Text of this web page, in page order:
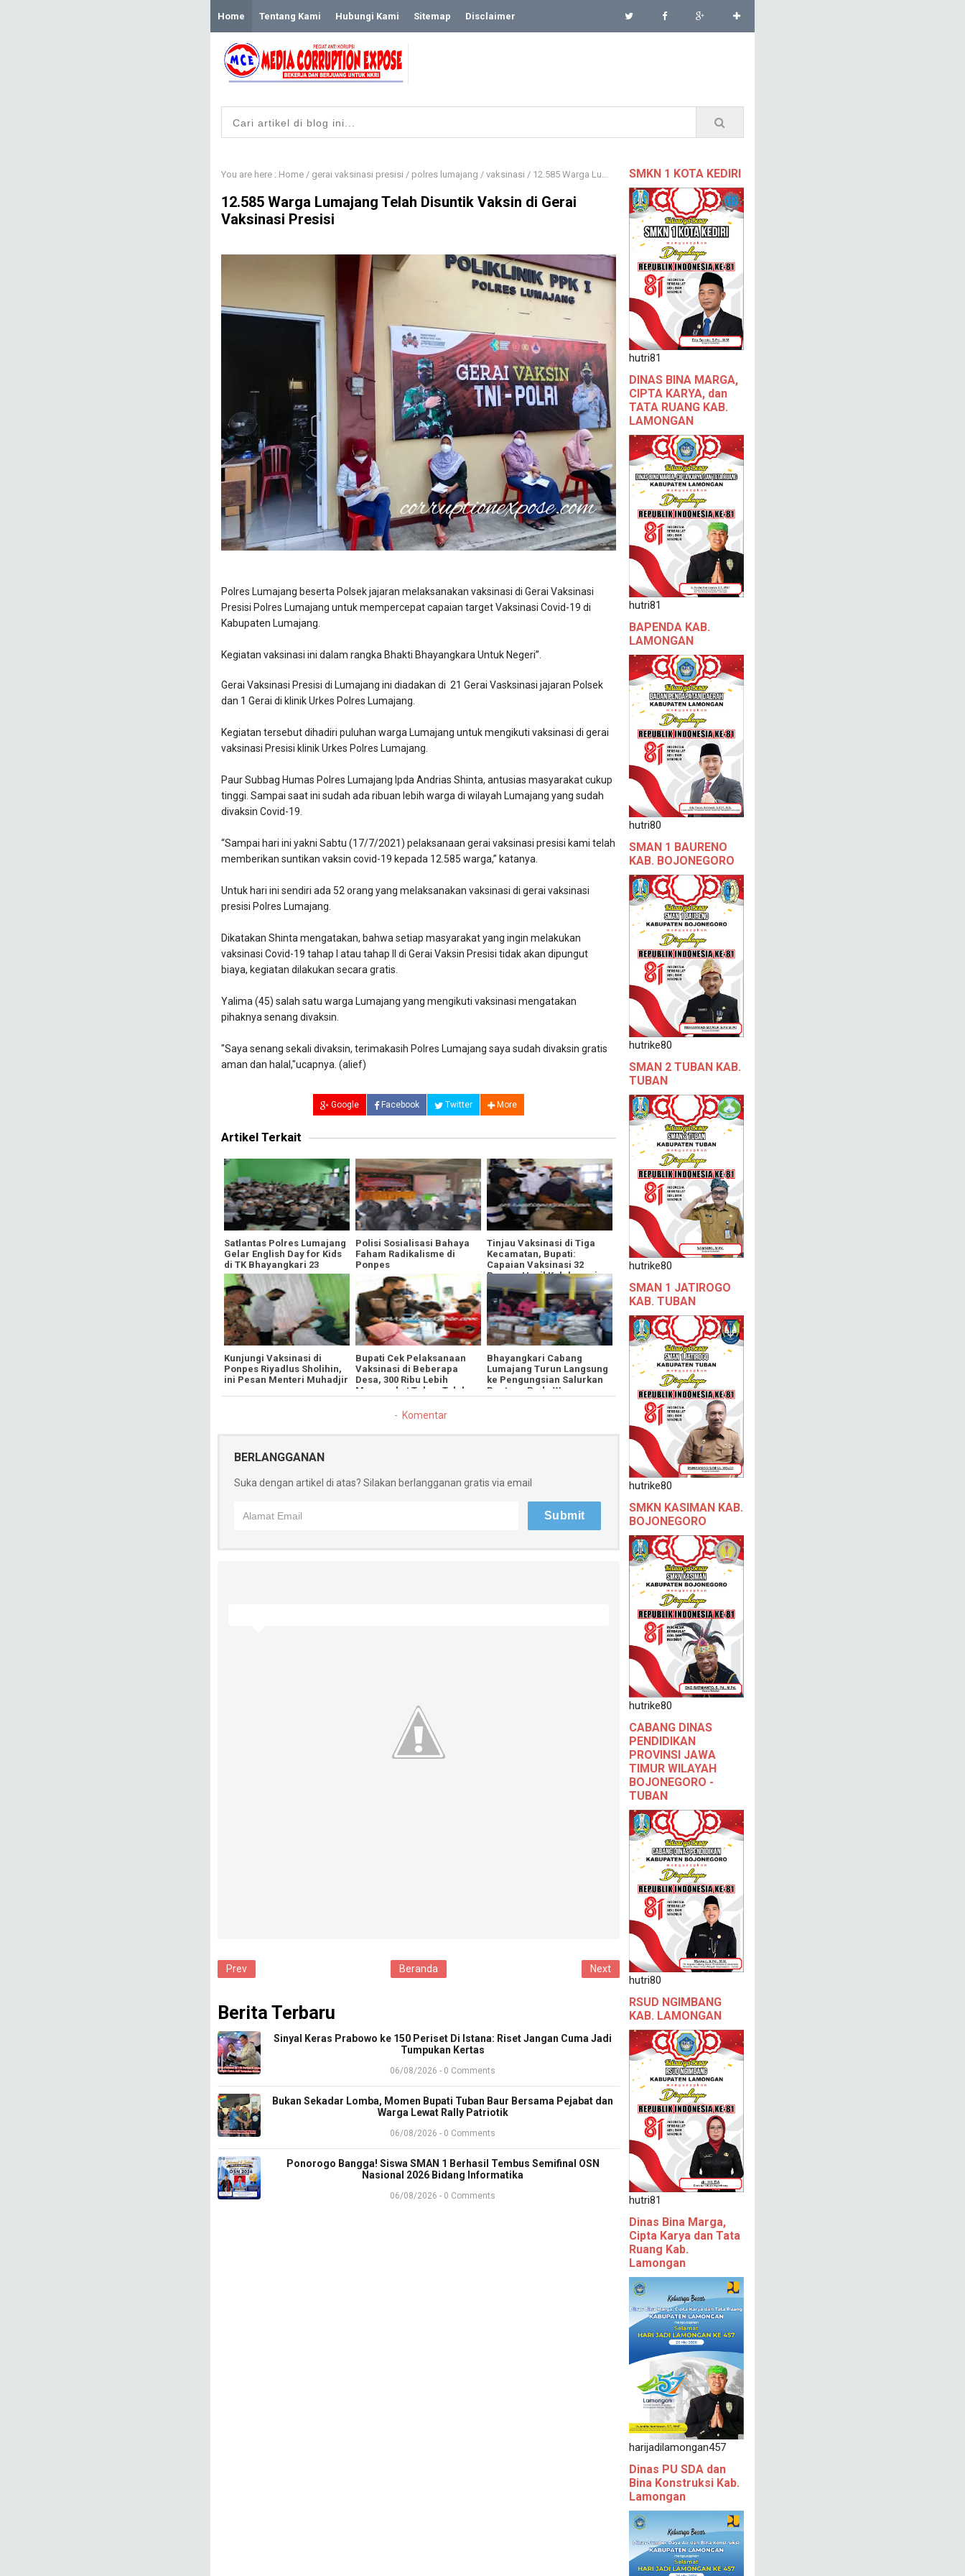
Home Tentang Kami Hubungi Kami Sitemap Disclaimer
You are here : Home / gerai vaksinasi presisi / polres lumajang / vaksinasi / 12.585 Warga Lumajang Telah Disuntik Vaksin di Gerai Vaksinasi Presisi
12.585 Warga Lumajang Telah Disuntik Vaksin di Gerai
Vaksinasi Presisi
Polres Lumajang beserta Polsek jajaran melaksanakan vaksinasi di Gerai Vaksinasi
Presisi Polres Lumajang untuk mempercepat capaian target Vaksinasi Covid-19 di
Kabupaten Lumajang.
Kegiatan vaksinasi ini dalam rangka Bhakti Bhayangkara Untuk Negeri”.
Gerai Vaksinasi Presisi di Lumajang ini diadakan di 21 Gerai Vasksinasi jajaran Polsek
dan 1 Gerai di klinik Urkes Polres Lumajang.
Kegiatan tersebut dihadiri puluhan warga Lumajang untuk mengikuti vaksinasi di gerai
vaksinasi Presisi klinik Urkes Polres Lumajang.
Paur Subbag Humas Polres Lumajang Ipda Andrias Shinta, antusias masyarakat cukup
tinggi. Sampai saat ini sudah ada ribuan lebih warga di wilayah Lumajang yang sudah
divaksin Covid-19.
“Sampai hari ini yakni Sabtu (17/7/2021) pelaksanaan gerai vaksinasi presisi kami telah
memberikan suntikan vaksin covid-19 kepada 12.585 warga,” katanya.
Untuk hari ini sendiri ada 52 orang yang melaksanakan vaksinasi di gerai vaksinasi
presisi Polres Lumajang.
Dikatakan Shinta mengatakan, bahwa setiap masyarakat yang ingin melakukan
vaksinasi Covid-19 tahap I atau tahap II di Gerai Vaksin Presisi tidak akan dipungut
biaya, kegiatan dilakukan secara gratis.
Yalima (45) salah satu warga Lumajang yang mengikuti vaksinasi mengatakan
pihaknya senang divaksin.
"Saya senang sekali divaksin, terimakasih Polres Lumajang saya sudah divaksin gratis
aman dan halal,"ucapnya. (alief)
Google Facebook Twitter More
Artikel Terkait
Satlantas Polres Lumajang
Gelar English Day for Kids
di TK Bhayangkari 23
Polisi Sosialisasi Bahaya
Faham Radikalisme di
Ponpes
Tinjau Vaksinasi di Tiga
Kecamatan, Bupati:
Capaian Vaksinasi 32
Persen Hasil Kolaborasi
TNI-Polri
Kunjungi Vaksinasi di
Ponpes Riyadlus Sholihin,
ini Pesan Menteri Muhadjir
Bupati Cek Pelaksanaan
Vaksinasi di Beberapa
Desa, 300 Ribu Lebih
Masyarakat Tuban Telah
Bhayangkari Cabang
Lumajang Turun Langsung
ke Pengungsian Salurkan
Bantuan Pada Warga
Komentar
BERLANGGANAN
Suka dengan artikel di atas? Silakan berlangganan gratis via email
Prev Next
Beranda
Berita Terbaru
Sinyal Keras Prabowo ke 150 Periset Di Istana: Riset Jangan Cuma Jadi
Tumpukan Kertas
06/08/2026 - 0 Comments
Bukan Sekadar Lomba, Momen Bupati Tuban Baur Bersama Pejabat dan
Warga Lewat Rally Patriotik
06/08/2026 - 0 Comments
Ponorogo Bangga! Siswa SMAN 1 Berhasil Tembus Semifinal OSN
Nasional 2026 Bidang Informatika
06/08/2026 - 0 Comments
SMKN 1 KOTA KEDIRI
hutri81
DINAS BINA MARGA,
CIPTA KARYA, dan
TATA RUANG KAB.
LAMONGAN
hutri81
BAPENDA KAB.
LAMONGAN
hutri80
SMAN 1 BAURENO
KAB. BOJONEGORO
hutrike80
SMAN 2 TUBAN KAB.
TUBAN
hutrike80
SMAN 1 JATIROGO
KAB. TUBAN
hutrike80
SMKN KASIMAN KAB.
BOJONEGORO
hutrike80
CABANG DINAS
PENDIDIKAN
PROVINSI JAWA
TIMUR WILAYAH
BOJONEGORO -
TUBAN
hutri80
RSUD NGIMBANG
KAB. LAMONGAN
hutri81
Dinas Bina Marga,
Cipta Karya dan Tata
Ruang Kab.
Lamongan
harijadilamongan457
Dinas PU SDA dan
Bina Konstruksi Kab.
Lamongan